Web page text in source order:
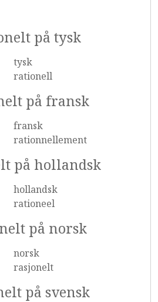
på tysk
tysk
rationell
på fransk
fransk
rationnellement
på hollandsk
hollandsk
rationeel
på norsk
norsk
rasjonelt
på svensk